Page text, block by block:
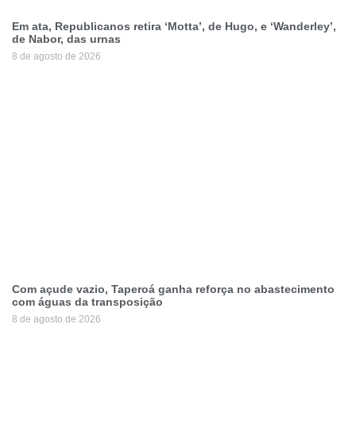
Em ata, Republicanos retira ‘Motta’, de Hugo, e ‘Wanderley’,
de Nabor, das urnas
8 de agosto de 2026
Com açude vazio, Taperoá ganha reforça no abastecimento
com águas da transposição
8 de agosto de 2026